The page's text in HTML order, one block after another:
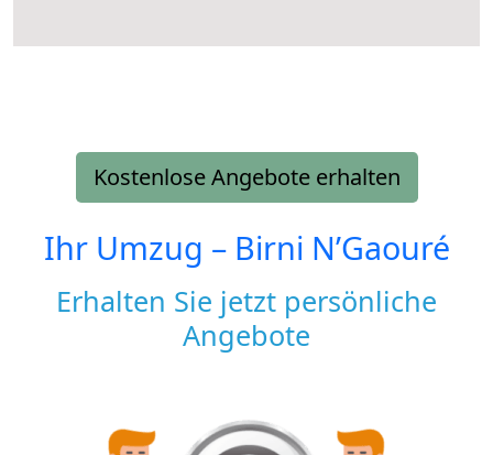
Kostenlose Angebote erhalten
Ihr Umzug – Birni N’Gaouré
Erhalten Sie jetzt persönliche
Angebote